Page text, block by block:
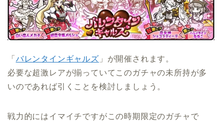
「 バレンタインギャルズ 」が開催されます。
必要な超激レアが揃っていてこのガチャの未所持が多
いのであれば引くことを検討しましょう。
戦力的にはイマイチですがこの時期限定のガチャで